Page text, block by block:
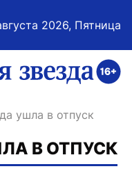
2026, Пятница
на главную
ушла в отпуск
В ОТПУСК